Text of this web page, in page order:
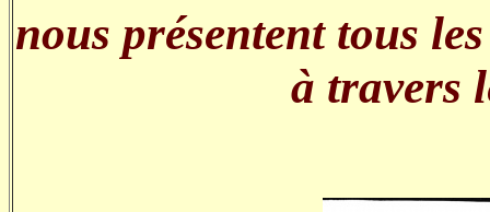
nous présentent tous
à travers